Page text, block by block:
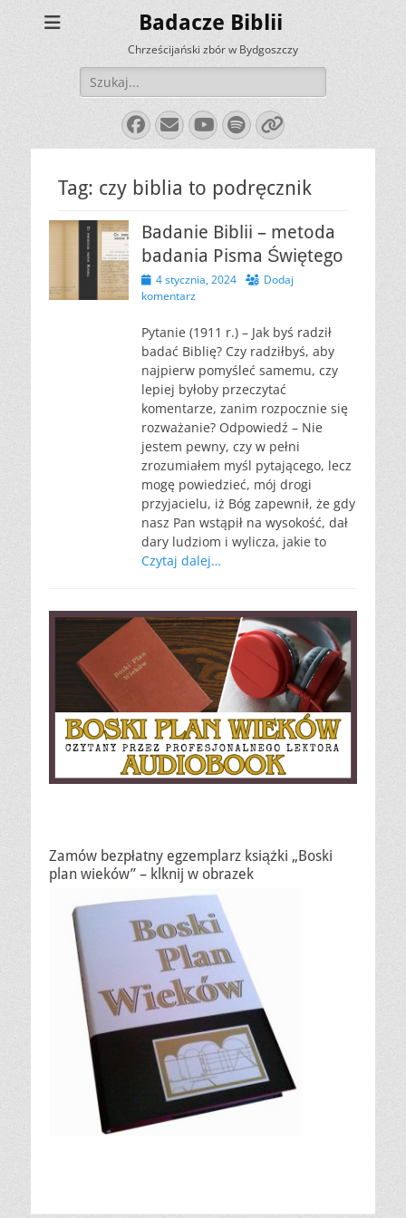
Badacze Biblii
Chrześcijański zbór w Bydgoszczy
Szukaj:
Facebook
E-
mail
YouTube
Spotify
Link
Tag: czy biblia to podręcznik
Badanie Biblii – metoda
badania Pisma Świętego
Opublikowano
4 stycznia, 2024
Dodaj
komentarz
Pytanie (1911 r.) – Jak byś radził
badać Biblię? Czy radziłbyś, aby
najpierw pomyśleć samemu, czy
lepiej byłoby przeczytać
komentarze, zanim rozpocznie się
rozważanie? Odpowiedź – Nie
jestem pewny, czy w pełni
zrozumiałem myśl pytającego, lecz
mogę powiedzieć, mój drogi
przyjacielu, iż Bóg zapewnił, że gdy
nasz Pan wstąpił na wysokość, dał
dary ludziom i wylicza, jakie to
Czytaj dalej…
Zamów bezpłatny egzemplarz książki „Boski
plan wieków” – klknij w obrazek